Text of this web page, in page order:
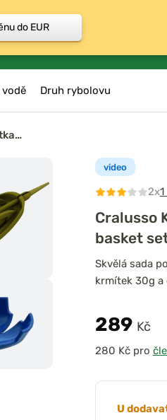
vodě Druh rybolovu
2x
Cralusso
basket
video
Skvělá sada
krmítek 30g a
289 Kč
pro
U
do EUR